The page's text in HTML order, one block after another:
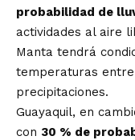
probabilidad de
actividades al aire
Manta tendrá
temperaturas entre
precipitaciones.
Guayaquil, en
con 30 % de